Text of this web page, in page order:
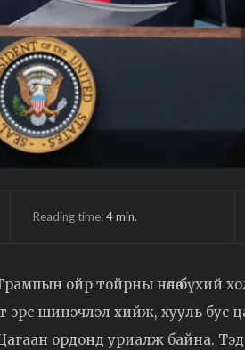
Reading time:4min.
ойр тойрны нөлөө бүхий
эрс шинэчлэл хийж, хууль бус
ордонд уриалж байна. Тэд